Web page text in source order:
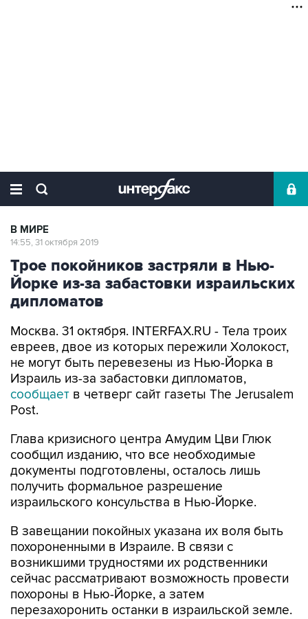
В МИРЕ
14:55, 31 октября 2019
Трое покойников застряли в Нью-
Йорке из-за забастовки израильских
дипломатов
Москва. 31 октября. INTERFAX.RU - Тела троих
евреев, двое из которых пережили Холокост,
не могут быть перевезены из Нью-Йорка в
Израиль из-за забастовки дипломатов,
сообщает в четверг сайт газеты The Jerusalem
Post.
Глава кризисного центра Амудим Цви Глюк
сообщил изданию, что все необходимые
документы подготовлены, осталось лишь
получить формальное разрешение
израильского консульства в Нью-Йорке.
В завещании покойных указана их воля быть
похороненными в Израиле. В связи с
возникшими трудностями их родственники
сейчас рассматривают возможность провести
похороны в Нью-Йорке, а затем
перезахоронить останки в израильской земле.